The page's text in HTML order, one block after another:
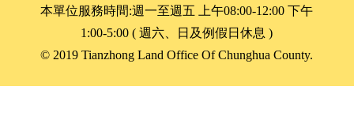
本單位服務時間:週一至週五 上午08:00-12:00 下午
1:00-5:00 ( 週六、日及例假日休息 )
© 2019 Tianzhong Land Office Of Chunghua County.